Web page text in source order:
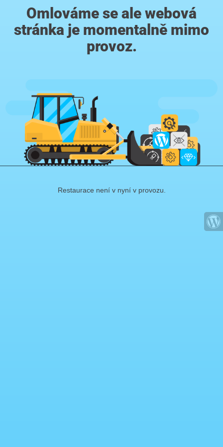
Omlováme se ale webová
stránka je momentalně mimo
provoz.
Restaurace není v nyní v provozu.